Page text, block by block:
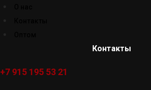
Контакты
+7 915 195 53 21